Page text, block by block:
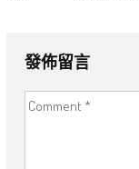
發佈留言